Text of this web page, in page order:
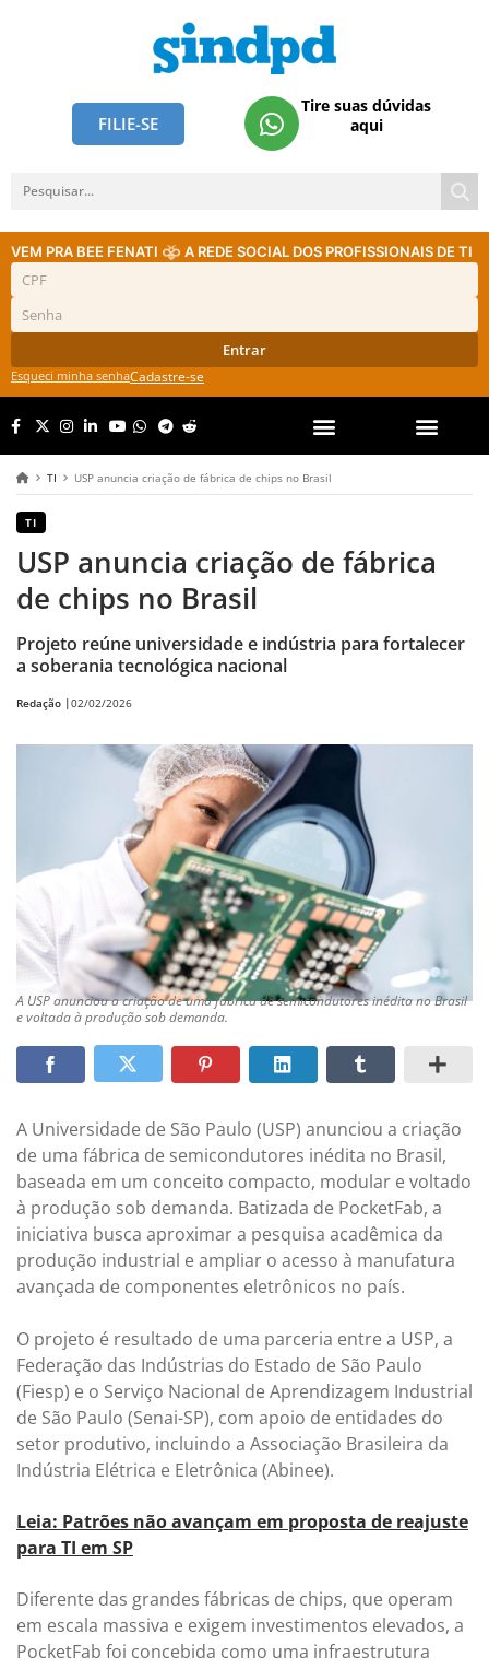
FILIE-SE
Tire suas dúvidas
aqui
VEM PRA BEE FENATI A REDE SOCIAL DOS PROFISSIONAIS DE TI
Entrar
Esqueci minha senhaCadastre-se
TI USP anuncia criação de fábrica de chips no Brasil
TI
USP anuncia criação de fábrica
de chips no Brasil
Projeto reúne universidade e indústria para fortalecer
a soberania tecnológica nacional
Redação |02/02/2026
A USP anunciou a criação de uma fábrica de semicondutores inédita no Brasil
e voltada à produção sob demanda.
A Universidade de São Paulo (USP) anunciou a criação
de uma fábrica de semicondutores inédita no Brasil,
baseada em um conceito compacto, modular e voltado
à produção sob demanda. Batizada de PocketFab, a
iniciativa busca aproximar a pesquisa acadêmica da
produção industrial e ampliar o acesso à manufatura
avançada de componentes eletrônicos no país.
O projeto é resultado de uma parceria entre a USP, a
Federação das Indústrias do Estado de São Paulo
(Fiesp) e o Serviço Nacional de Aprendizagem Industrial
de São Paulo (Senai-SP), com apoio de entidades do
setor produtivo, incluindo a Associação Brasileira da
Indústria Elétrica e Eletrônica (Abinee).
Leia: Patrões não avançam em proposta de reajuste
para TI em SP
Diferente das grandes fábricas de chips, que operam
em escala massiva e exigem investimentos elevados, a
PocketFab foi concebida como uma infraestrutura